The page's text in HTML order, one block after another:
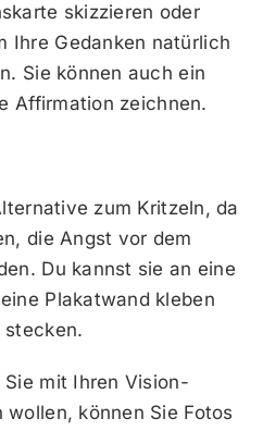
skizzieren oder
Ihre Gedanken natürlich
Sie können auch ein
Affirmation zeichnen.
zum Kritzeln, da
die Angst vor dem
Du kannst sie an eine
Plakatwand kleben
stecken.
mit Ihren Vision-
können Sie Fotos